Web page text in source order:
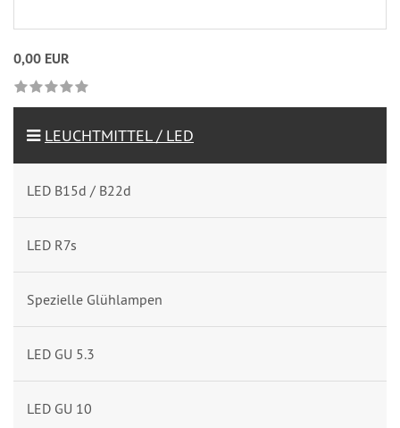
0,00 EUR
LEUCHTMITTEL / LED
LED B15d / B22d
LED R7s
Spezielle Glühlampen
LED GU 5.3
LED GU 10